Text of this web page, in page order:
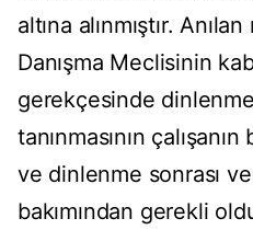
altına alınmıştır.
Danışma Meclisinin
gerekçesinde dinlenme
tanınmasının
ve dinlenme sonrası
bakımından gerekli